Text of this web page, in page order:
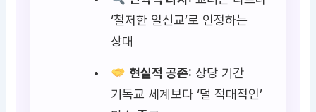
‘철저한 일신교’로 인정하는
상대
현실적 공존: 상당 기간
기독교 세계보다 ‘덜 적대적인’